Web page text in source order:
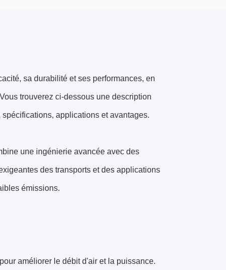
sa durabilité et ses performances, en
trouverez ci-dessous une description
applications et avantages.
une ingénierie avancée avec des
des transports et des applications
émissions.
améliorer le débit d'air et la puissance.